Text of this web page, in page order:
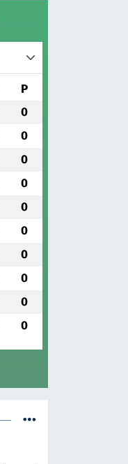
P
0
0
0
0
0
0
0
0
0
0